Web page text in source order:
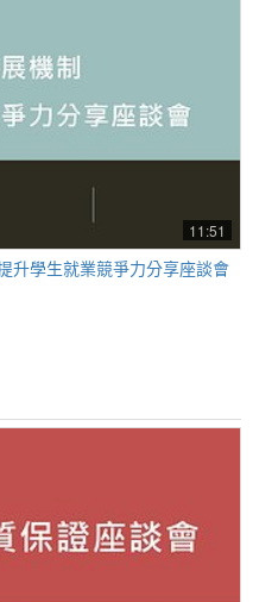
11:51
升學生就業競爭力分享座談會